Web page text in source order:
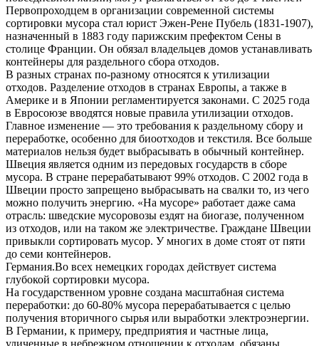
Первопроходцем в организации современной системы
сортировки мусора стал юрист Эжен-Рене Пубель (1831-1907),
назначенный в 1883 году парижским префектом Сены в
столице Франции. Он обязал владельцев домов устанавливать
контейнеры для раздельного сбора отходов.
В разных странах по-разному относятся к утилизации
отходов. Разделение отходов в странах Европы, а также в
Америке и в Японии регламентируется законами. С 2025 года
в Евросоюзе вводятся новые правила утилизации отходов.
Главное изменение — это требования к раздельному сбору и
переработке, особенно для биоотходов и текстиля. Все больше
материалов нельзя будет выбрасывать в обычный контейнер.
Швеция является одним из передовых государств в сборе
мусора. В стране перерабатывают 99% отходов. С 2002 года в
Швеции просто запрещено выбрасывать на свалки то, из чего
можно получить энергию. «На мусоре» работает даже сама
отрасль: шведские мусоровозы ездят на биогазе, полученном
из отходов, или на таком же электричестве. Граждане Швеции
привыкли сортировать мусор. У многих в доме стоят от пяти
до семи контейнеров.
Германия.Во всех немецких городах действует система
глубокой сортировки мусора.
На государственном уровне создана масштабная система
переработки: до 60-80% мусора перерабатывается с целью
получения вторичного сырья или выработки электроэнергии.
В Германии, к примеру, предприятия и частные лица,
уличенные в небрежном отношении к отходам, обязаны